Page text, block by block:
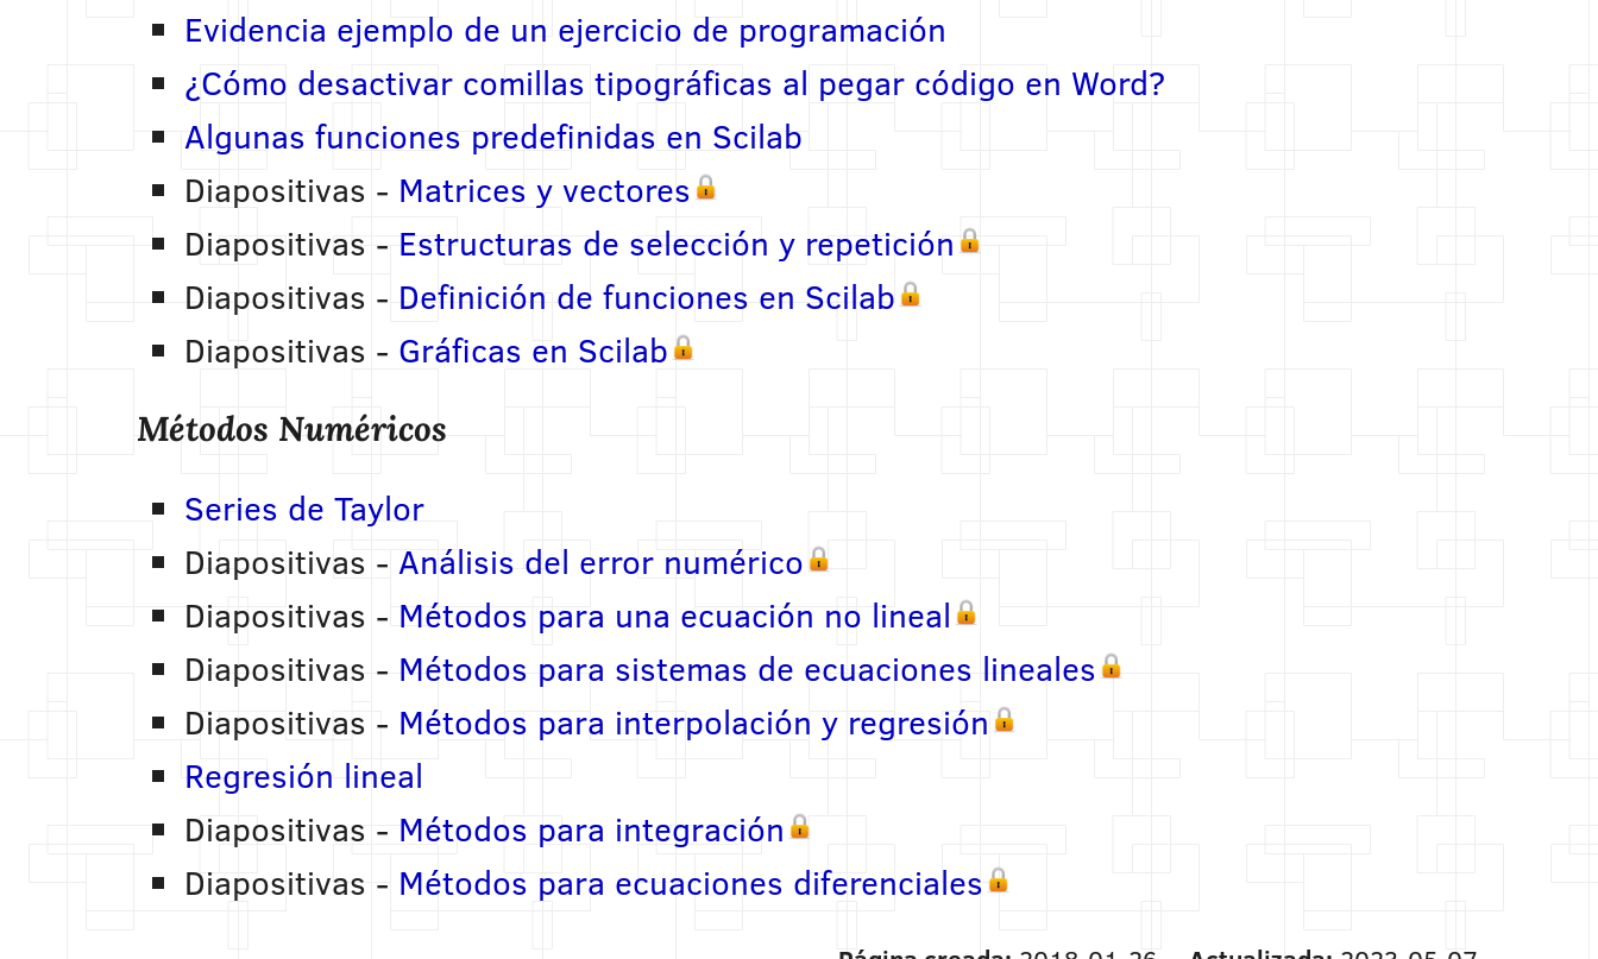
Evidencia ejemplo de un ejercicio de programación
¿Cómo desactivar comillas tipográficas al pegar código en Word?
Algunas funciones predefinidas en Scilab
Diapositivas - Matrices y vectores
Diapositivas - Estructuras de selección y repetición
Diapositivas - Definición de funciones en Scilab
Diapositivas - Gráficas en Scilab
Métodos Numéricos
Series de Taylor
Diapositivas - Análisis del error numérico
Diapositivas - Métodos para una ecuación no lineal
Diapositivas - Métodos para sistemas de ecuaciones lineales
Diapositivas - Métodos para interpolación y regresión
Regresión lineal
Diapositivas - Métodos para integración
Diapositivas - Métodos para ecuaciones diferenciales